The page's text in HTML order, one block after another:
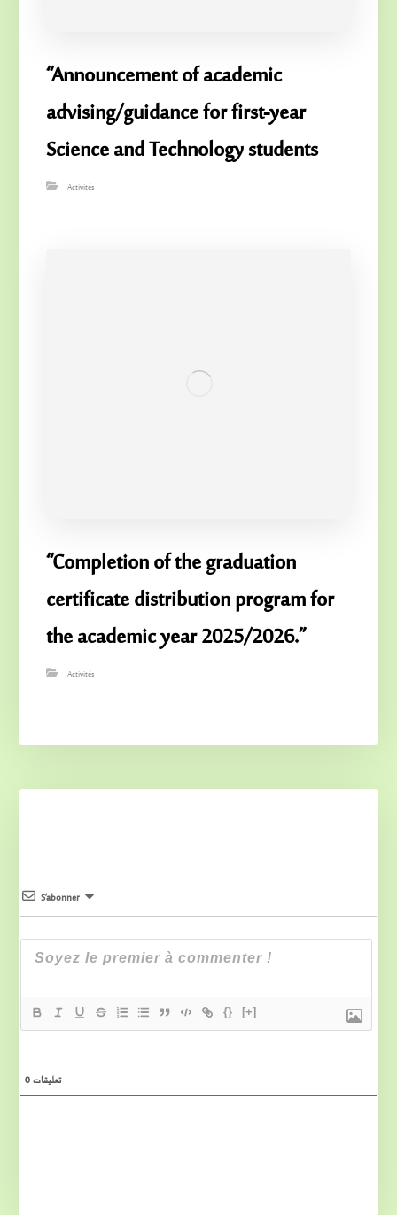
“Announcement of academic
advising/guidance for first-year
Science and Technology students
Activités
“Completion of the graduation
certificate distribution program for
the academic year 2025/2026.”
Activités
S’abonner
{} [+]
0تعليقات